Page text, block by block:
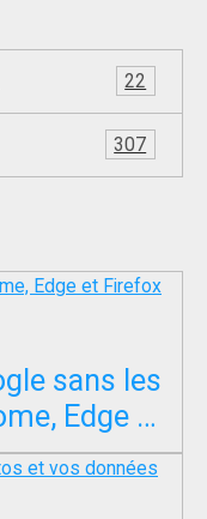
22
307
sans les
Edge et